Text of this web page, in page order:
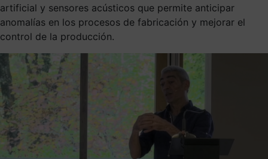
artificial y sensores acústicos que permite anticipar
anomalías en los procesos de fabricación y mejorar el
control de la producción.